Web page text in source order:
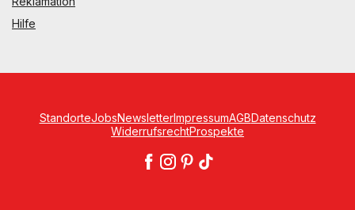
Hilfe
StandorteJobsNewsletterImpressumAGBDatenschutz
WiderrufsrechtProspekte